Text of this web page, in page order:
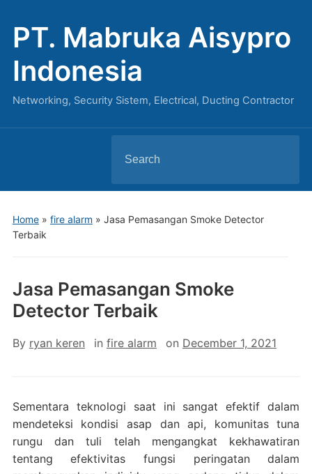
PT. Mabruka Aisypro
Indonesia
Networking, Security Sistem, Electrical, Ducting Contractor
for:
Home» fire alarm » Jasa Pemasangan Smoke Detector
Terbaik
Jasa Pemasangan Smoke
Detector Terbaik
By ryan keren in fire alarm on December 1, 2021
Sementara teknologi saat ini sangat efektif dalam
mendeteksi kondisi asap dan api, komunitas tuna
rungu dan tuli telah mengangkat kekhawatiran
tentang efektivitas fungsi peringatan dalam